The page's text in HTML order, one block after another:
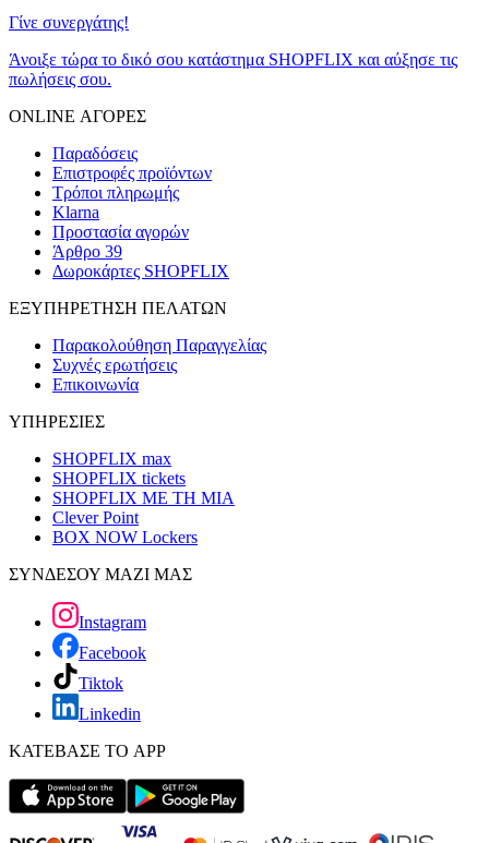
Γίνε συνεργάτης!
Άνοιξε τώρα το δικό σου κατάστημα SHOPFLIX και αύξησε τις
πωλήσεις σου.
ONLINE ΑΓΟΡΕΣ
Παραδόσεις
Επιστροφές προϊόντων
Τρόποι πληρωμής
Klarna
Προστασία αγορών
Άρθρο 39
Δωροκάρτες SHOPFLIX
ΕΞΥΠΗΡΕΤΗΣΗ ΠΕΛΑΤΩΝ
Παρακολούθηση Παραγγελίας
Συχνές ερωτήσεις
Επικοινωνία
ΥΠΗΡΕΣΙΕΣ
SHOPFLIX max
SHOPFLIX tickets
SHOPFLIX ΜΕ ΤΗ ΜΙΑ
Clever Point
BOX NOW Lockers
ΣΥΝΔΕΣΟΥ ΜΑΖΙ ΜΑΣ
Instagram
Facebook
Tiktok
Linkedin
ΚΑΤΕΒΑΣΕ ΤΟ APP